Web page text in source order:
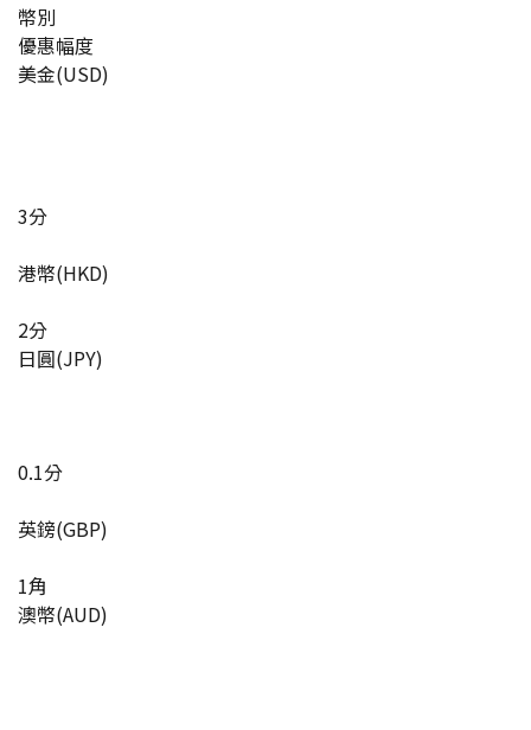
幣別
優惠幅度
美金(USD)
3分
港幣(HKD)
2分
日圓(JPY)
0.1分
英鎊(GBP)
1角
澳幣(AUD)